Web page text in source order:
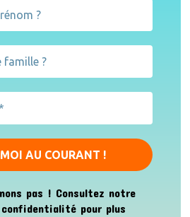
pas ! Consultez notre
pour plus